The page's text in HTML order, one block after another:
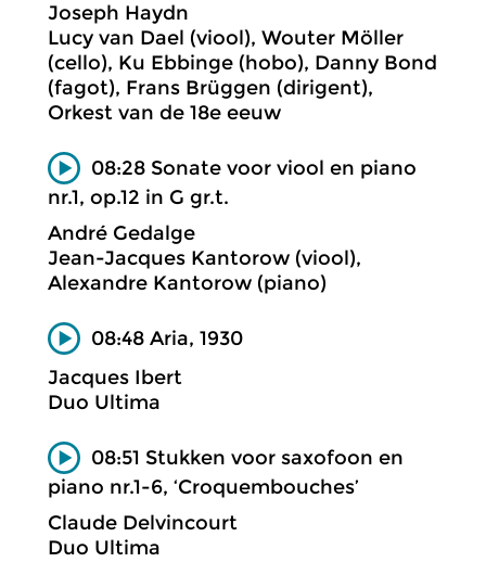
Joseph Haydn
Lucy van Dael (viool), Wouter Möller
(cello), Ku Ebbinge (hobo), Danny Bond
(fagot), Frans Brüggen (dirigent),
Orkest van de 18e eeuw
08:28 Sonate voor viool en piano
nr.1, op.12 in G gr.t.
André Gedalge
Jean-Jacques Kantorow (viool),
Alexandre Kantorow (piano)
08:48 Aria, 1930
Jacques Ibert
Duo Ultima
08:51 Stukken voor saxofoon en
piano nr.1-6, ‘Croquembouches’
Claude Delvincourt
Duo Ultima